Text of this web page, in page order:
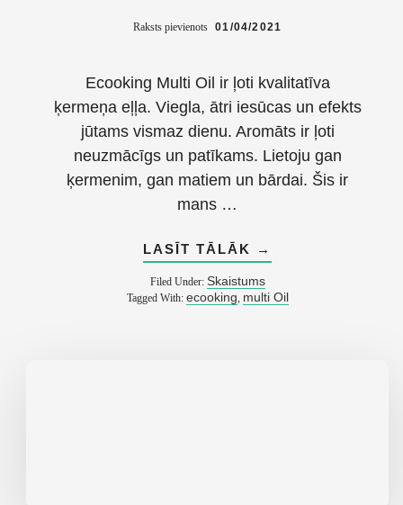
Raksts pievienots 01/04/2021
Ecooking Multi Oil ir ļoti kvalitatīva
ķermeņa eļļa. Viegla, ātri iesūcas un efekts
jūtams vismaz dienu. Aromāts ir ļoti
neuzmācīgs un patīkams. Lietoju gan
ķermenim, gan matiem un bārdai. Šis ir
mans …
LASĪT TĀLĀK
ABOUT
ATSAUKSME
ECOOKING
MULTI
→
Filed Under: Skaistums
Tagged With: ecooking multi Oil